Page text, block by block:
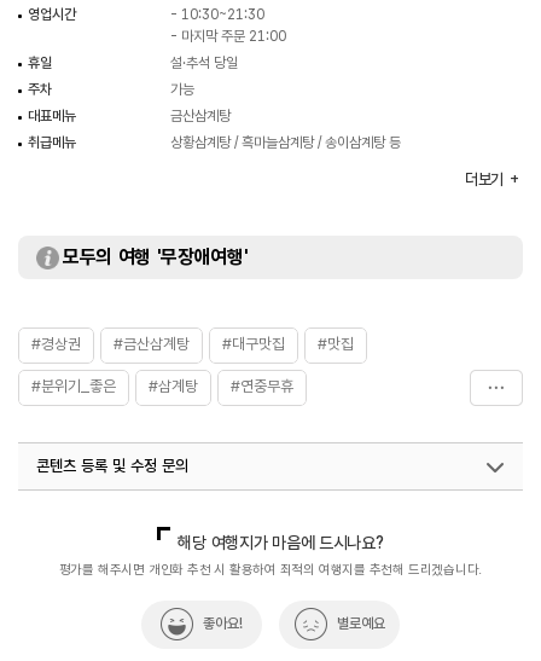
영업시간
- 10:30~21:30
- 마지막 주문 21:00
휴일
설·추석 당일
주차
가능
대표메뉴
금산삼계탕
취급메뉴
상황삼계탕 / 흑마늘삼계탕 / 송이삼계탕 등
더보기
모두의 여행 '무장애여행'
#경상권 #금산삼계탕 #대구맛집 #맛집
#분위기_좋은 #삼계탕 #연중무휴
#한식
콘텐츠 등록 및 수정 문의
해당 여행지가 마음에 드시나요?
평가를 해주시면 개인화 추천 시 활용하여 최적의 여행지를 추천해 드리겠습니다.
좋아요! 별로예요